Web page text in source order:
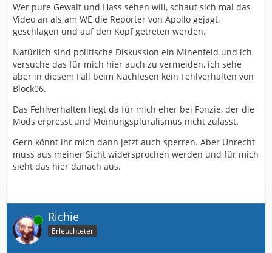
Wer pure Gewalt und Hass sehen will, schaut sich mal das
Video an als am WE die Reporter von Apollo gejagt,
geschlagen und auf den Kopf getreten werden.
Natürlich sind politische Diskussion ein Minenfeld und ich
versuche das für mich hier auch zu vermeiden, ich sehe
aber in diesem Fall beim Nachlesen kein Fehlverhalten von
Block06.
Das Fehlverhalten liegt da für mich eher bei Fonzie, der die
Mods erpresst und Meinungspluralismus nicht zulässt.
Gern könnt ihr mich dann jetzt auch sperren. Aber Unrecht
muss aus meiner Sicht widersprochen werden und für mich
sieht das hier danach aus.
Online Richie
Erleuchteter